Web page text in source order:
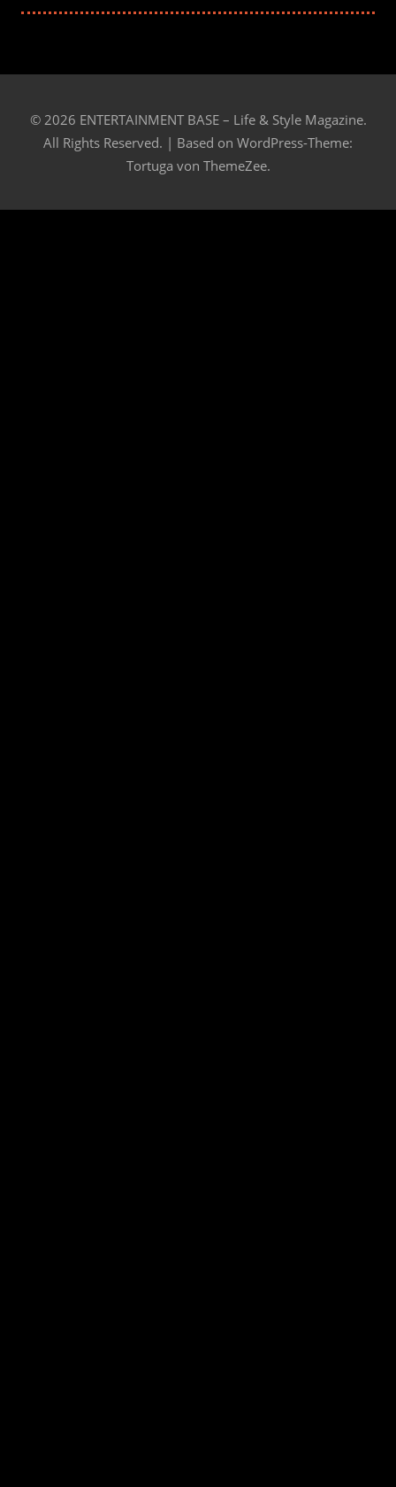
© 2026 ENTERTAINMENT BASE – Life & Style Magazine.
All Rights Reserved. | Based on WordPress-Theme:
Tortuga von ThemeZee.